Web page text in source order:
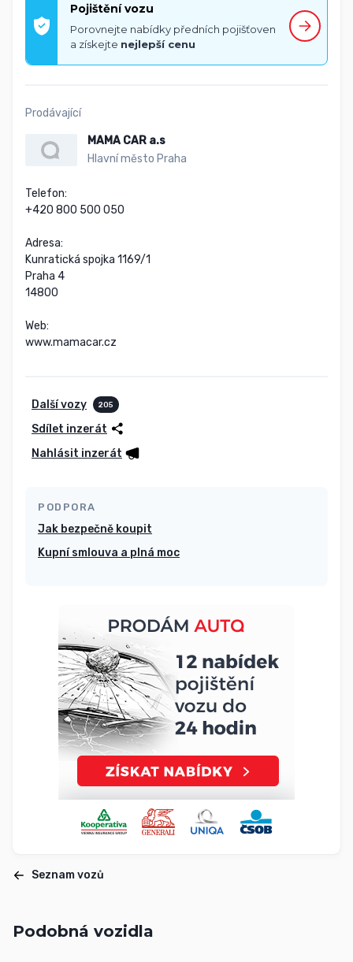
Pojištění vozu
Porovnejte nabídky předních pojišťoven
a získejte nejlepší cenu
Prodávající
MAMA CAR a.s
Hlavní město Praha
Telefon:
+420 800 500 050
Adresa:
Kunratická spojka 1169/1
Praha 4
14800
Web:
www.mamacar.cz
Další vozy 205
Sdílet inzerát
Nahlásit inzerát
PODPORA
Jak bezpečně koupit
Kupní smlouva a plná moc
Seznam vozů
Podobná vozidla